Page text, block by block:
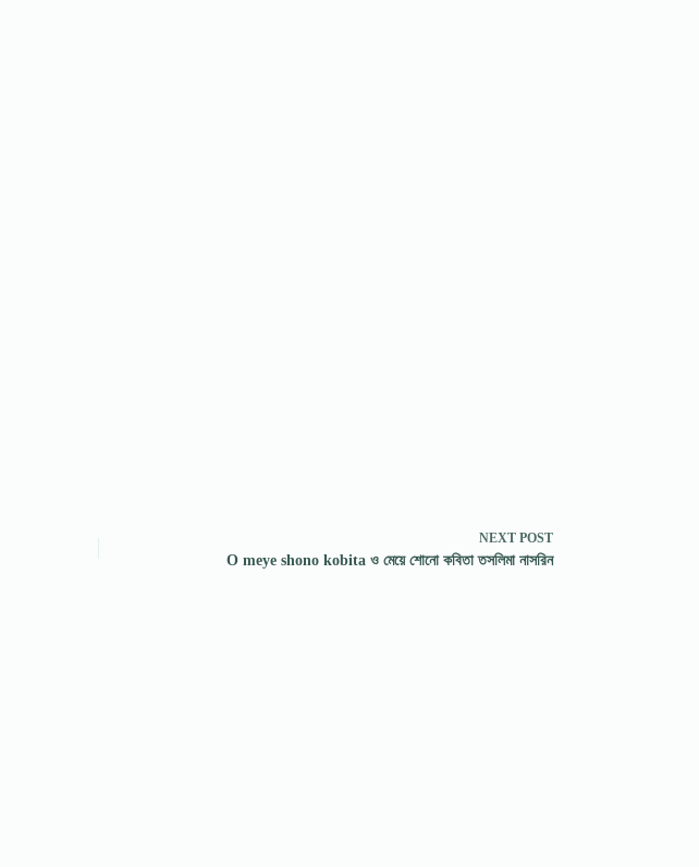
NEXT POST
O meye shono kobita ও মেয়ে শোনো কবিতা তসলিমা নাসরিন